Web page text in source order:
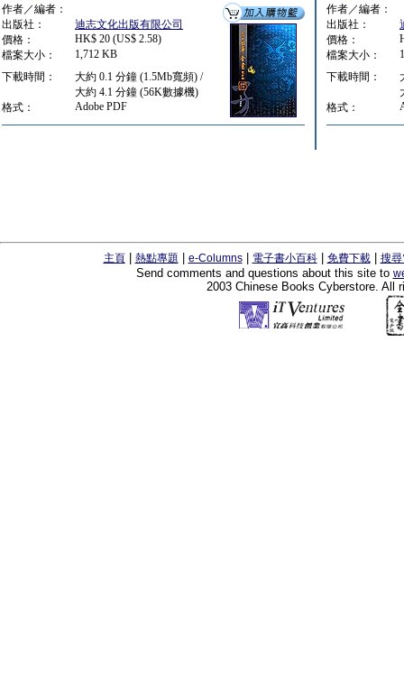
作者／編者：
出版社：
迪志文化出版有限公司
價格：
HK$ 20 (US$ 2.58)
檔案大小：
1,712 KB
下載時間：
大約 0.1 分鐘 (1.5Mb寬頻) /
大約 4.1 分鐘 (56K數據機)
格式：
Adobe PDF
作者／編者：
出版社：
價格：
檔案大小：
下載時間：
格式：
主頁| 熱點專題 e-Columns| 電子書小百科| 免費下載| 搜
Send comments and questions about this site to
2003 Chinese Books Cyberstore. All